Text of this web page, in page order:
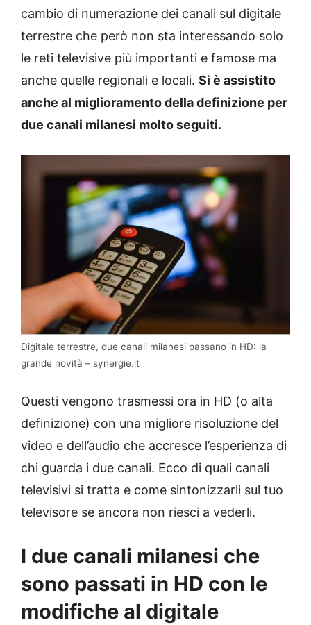
cambio di numerazione dei canali sul digitale
terrestre che però non sta interessando solo
le reti televisive più importanti e famose ma
anche quelle regionali e locali. Si è assistito
anche al miglioramento della definizione per
due canali milanesi molto seguiti.
Digitale terrestre, due canali milanesi passano in HD: la
grande novità – synergie.it
Questi vengono trasmessi ora in HD (o alta
definizione) con una migliore risoluzione del
video e dell’audio che accresce l’esperienza di
chi guarda i due canali. Ecco di quali canali
televisivi si tratta e come sintonizzarli sul tuo
televisore se ancora non riesci a vederli.
I due canali milanesi che
sono passati in HD con le
modifiche al digitale